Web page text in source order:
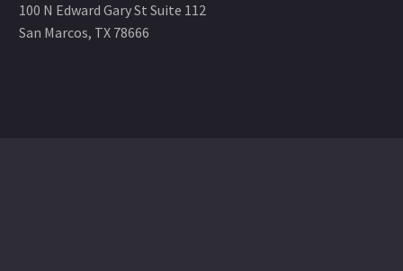
100 N Edward Gary St Suite 112
San Marcos, TX 78666